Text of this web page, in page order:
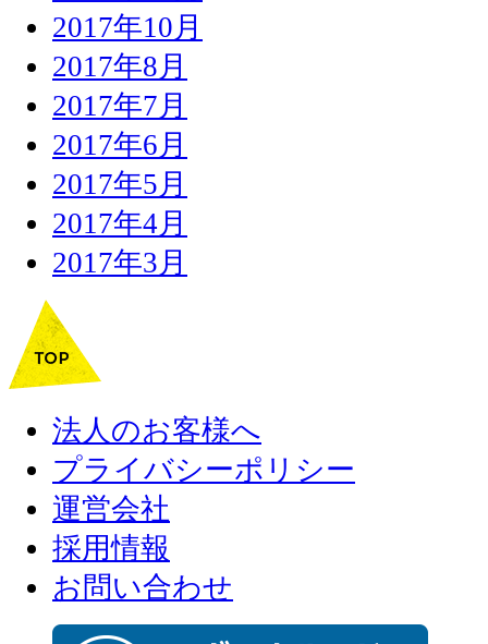
2017年10月
2017年8月
2017年7月
2017年6月
2017年5月
2017年4月
2017年3月
法人のお客様へ
プライバシーポリシー
運営会社
採用情報
お問い合わせ